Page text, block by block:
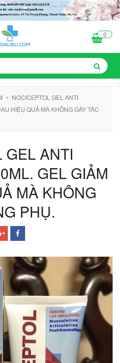
0
+
NOCICEPTOL GEL ANTI
HIỆU QUẢ MÀ KHÔNG GÂY TÁC
GEL ANTI
GEL GIẢM
MÀ KHÔNG
PHỤ.